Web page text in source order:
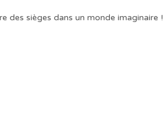
des sièges dans un monde imaginaire !